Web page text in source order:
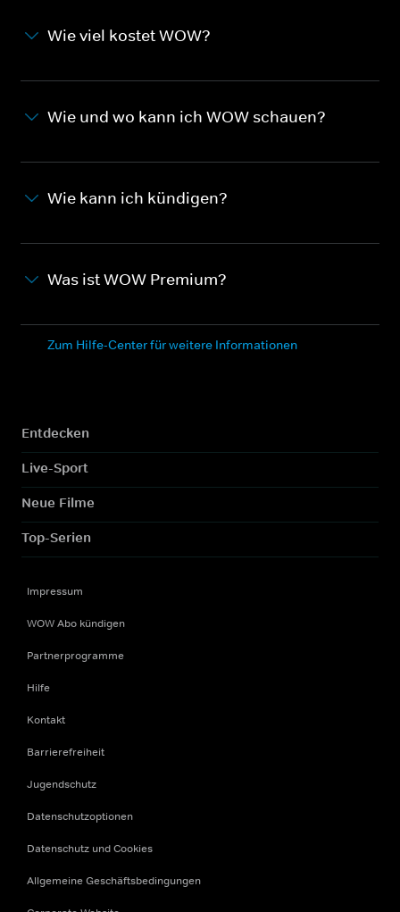
Wie viel kostet WOW?
Wie und wo kann ich WOW schauen?
Wie kann ich kündigen?
Was ist WOW Premium?
Zum Hilfe-Center für weitere Informationen
Entdecken
Live-Sport
Neue Filme
Top-Serien
Impressum
WOW Abo kündigen
Partnerprogramme
Hilfe
Kontakt
Barrierefreiheit
Jugendschutz
Datenschutzoptionen
Datenschutz und Cookies
Allgemeine Geschäftsbedingungen